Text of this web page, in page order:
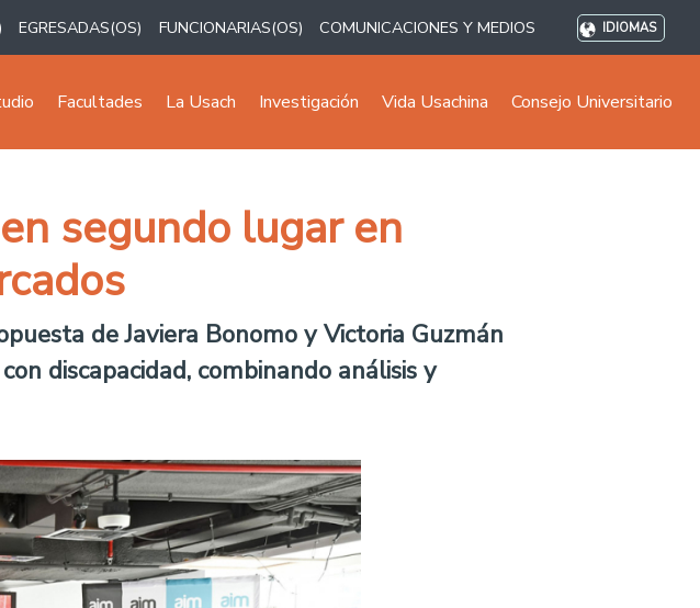
EGRESADAS(OS) FUNCIONARIAS(OS) COMUNICACIONES Y MEDIOS IDIOMAS
Facultades La Usach Investigación Vida Usachina Consejo Universitario
segundo lugar en
de Javiera Bonomo y Victoria Guzmán
discapacidad, combinando análisis y